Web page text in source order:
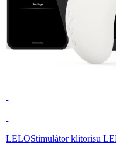
LELOStimulátor klitorisu